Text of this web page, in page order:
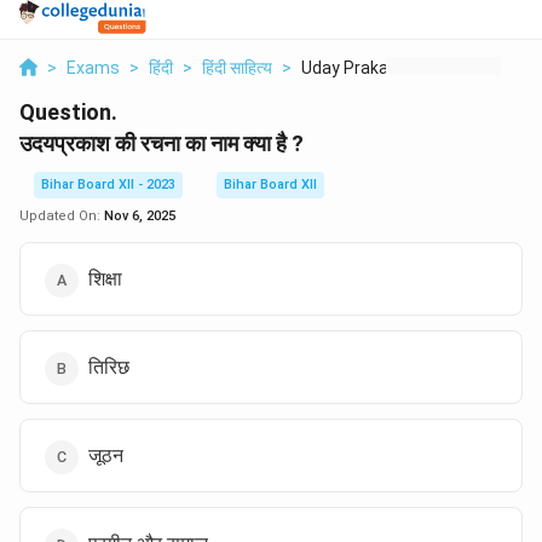
> Exams > हिंदी > हिंदी साहित्य > Uday Prakash Ki Rach...
Question.
उदयप्रकाश की रचना का नाम क्या है ?
Bihar Board XII - 2023
Bihar Board XII
Updated On: Nov 6, 2025
शिक्षा
तिरिछ
जूठन